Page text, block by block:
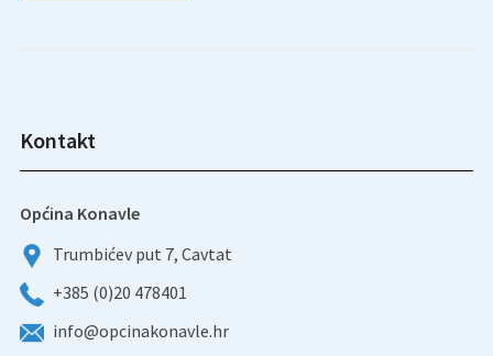
Kontakt
Općina Konavle
Trumbićev put 7, Cavtat
+385 (0)20 478401
info@opcinakonavle.hr